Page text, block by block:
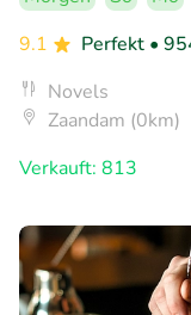
9.1
Perfekt •
Novels
Zaandam (0km)
Verkauft: 813